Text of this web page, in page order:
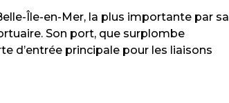
Île-en-Mer, la plus importante par sa
Son port, que surplombe
d’entrée principale pour les liaisons